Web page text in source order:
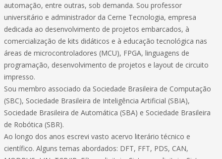
automação, entre outras, sob demanda. Sou professor
universitário e administrador da Cerne Tecnologia, empresa
dedicada ao desenvolvimento de projetos embarcados, à
comercialização de kits didáticos e à educação tecnológica nas
áreas de microcontroladores (MCU), FPGA, linguagens de
programação, desenvolvimento de projetos e layout de circuito
impresso.
Sou membro associado da Sociedade Brasileira de Computação
(SBC), Sociedade Brasileira de Inteligência Artificial (SBIA),
Sociedade Brasileira de Automática (SBA) e Sociedade Brasileira
de Robótica (SBR).
Ao longo dos anos escrevi vasto acervo literário técnico e
científico. Alguns temas abordados: DFT, FFT, PDS, CAN,